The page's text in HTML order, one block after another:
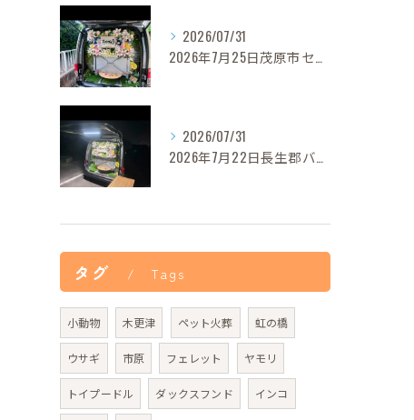
2026/07/31
2026年7月25日茂原市セレナちゃんご葬儀
2026/07/31
2026年7月22日長生郡バロンちゃんご葬儀
タグ Tags
小動物 木更津 ペット火葬 虹の橋
ウサギ 市原 フェレット ヤモリ
トイプードル ダックスフンド インコ